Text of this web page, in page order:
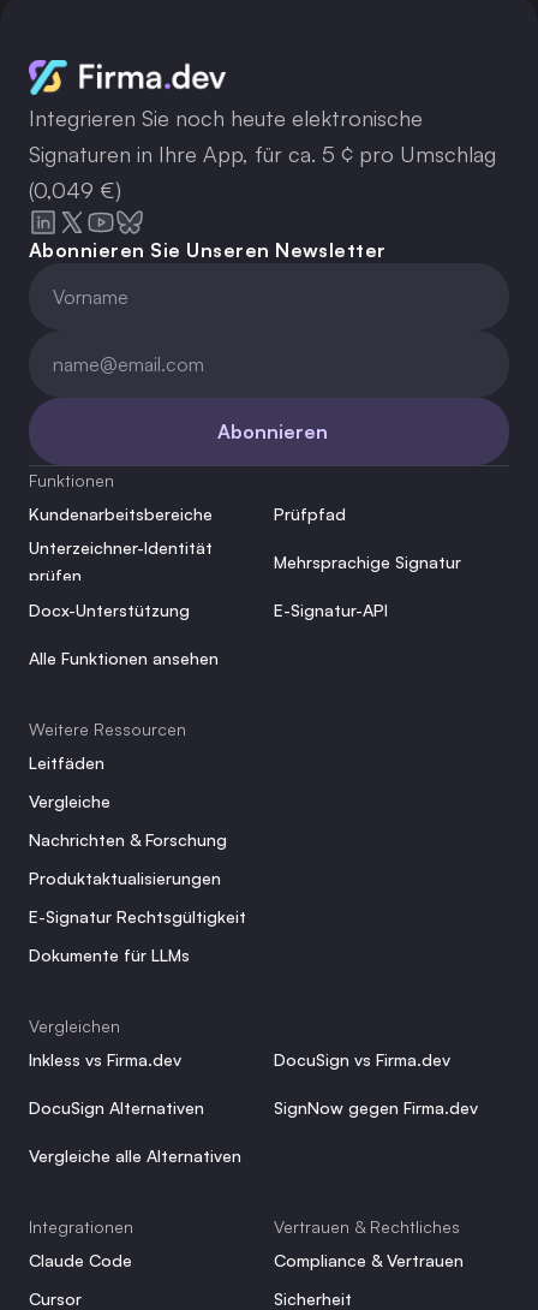
Integrieren Sie noch heute elektronische
Signaturen in Ihre App, für ca. 5 ¢ pro Umschlag
(0,049 €)
Abonnieren Sie Unseren Newsletter
Abonnieren
Funktionen
Kundenarbeitsbereiche
Prüfpfad
Unterzeichner-Identität
prüfen
Mehrsprachige Signatur
Docx-Unterstützung E-Signatur-API
Alle Funktionen ansehen
Weitere Ressourcen
Leitfäden
Vergleiche
Nachrichten & Forschung
Produktaktualisierungen
E-Signatur Rechtsgültigkeit
Dokumente für LLMs
Vergleichen
Inkless vs Firma.dev
DocuSign vs Firma.dev
DocuSign Alternativen SignNow gegen Firma.dev
Vergleiche alle Alternativen
Integrationen
Claude Code
Cursor
Vertrauen & Rechtliches
Compliance & Vertrauen
Sicherheit